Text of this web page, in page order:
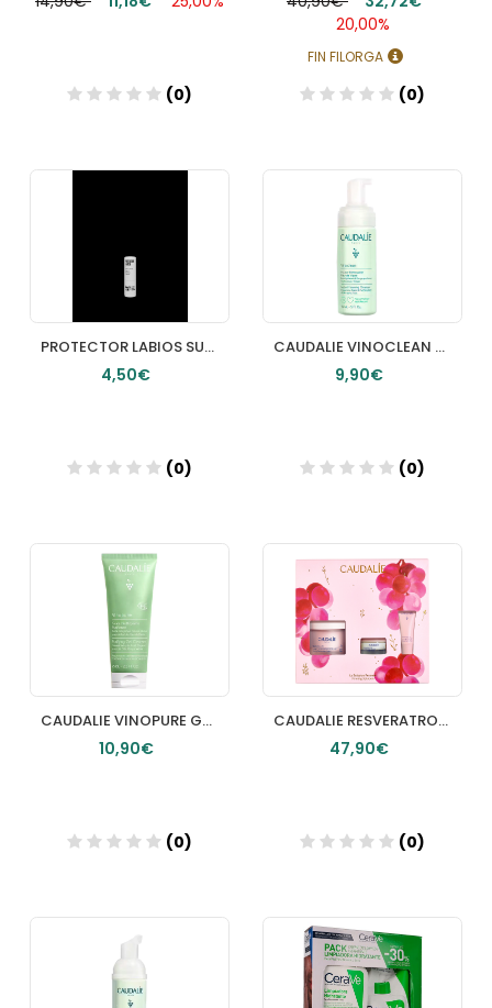
(0)
20,00%
FIN FILORGA
(0)
PROTECTOR LABIOS SUPLIME
4,50€
(0)
Añadir
CAUDALIE VINOCLEAN ESPUMA LIMPIADORA 150 ML
9,90€
(0)
Añadir
CAUDALIE VINOPURE GELATINA PURIFICANTE 75 ML
10,90€
(0)
CAUDALIE RESVERATROLLIFT CREMA CACHEMIR 50 ML
47,90€
(0)
Añadir